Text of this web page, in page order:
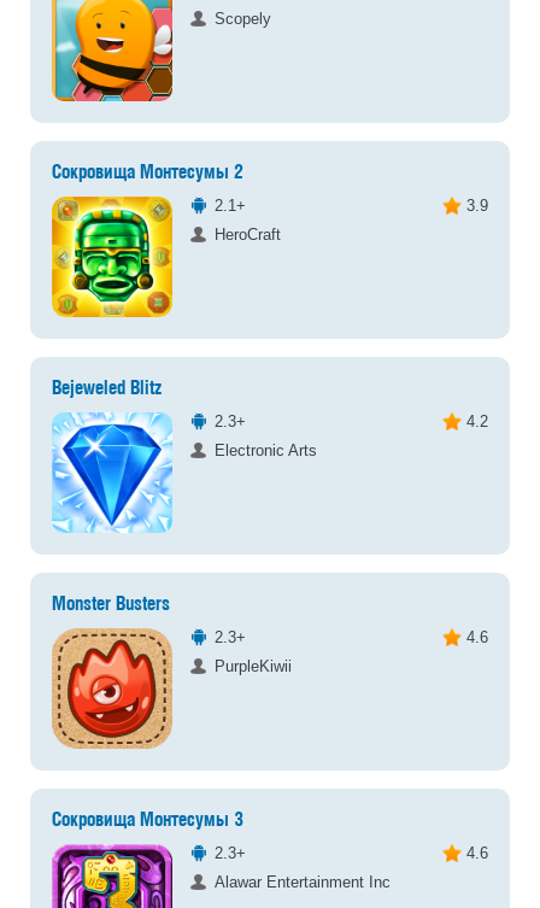
Scopely
Сокровища Монтесумы 2
2.1+
3.9
HeroCraft
Bejeweled Blitz
2.3+
4.2
Electronic Arts
Monster Busters
2.3+
4.6
PurpleKiwii
Сокровища Монтесумы 3
2.3+
4.6
Alawar Entertainment Inc